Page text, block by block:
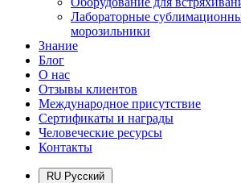
Лабораторные
морозильники
Знание
Блог
О нас
Отзывы клиентов
Международное присутствие
Сертификаты и награды
Человеческие ресурсы
Контакты
RU Русский